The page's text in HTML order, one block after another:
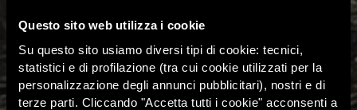
Questo sito web utilizza i cookie
Su questo sito usiamo diversi tipi di cookie: tecnici,
statistici e di profilazione (tra cui cookie utilizzati per la
personalizzazione degli annunci pubblicitari), nostri e di
terze parti. Cliccando "Accetta tutti i cookie" acconsenti a